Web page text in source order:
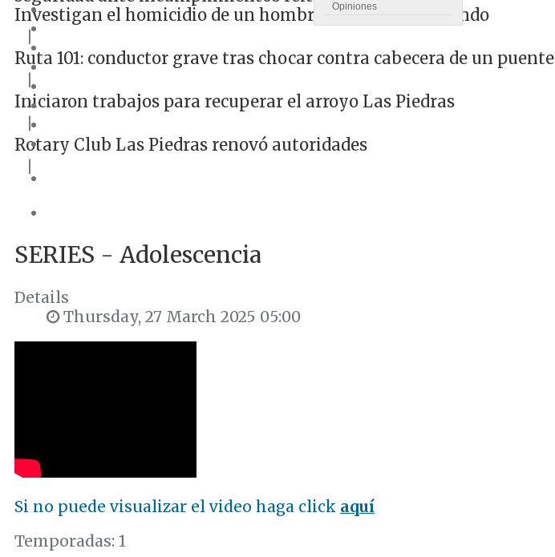
Opiniones
Investigan el homicidio de un hombre de 38 años en Pando
|
Ruta 101: conductor grave tras chocar contra cabecera de un puente
|
Iniciaron trabajos para recuperar el arroyo Las Piedras
|
Rotary Club Las Piedras renovó autoridades
SERIES - Adolescencia
Details
Thursday, 27 March 2025 05:00
Si no puede visualizar el video haga click aquí
Temporadas: 1